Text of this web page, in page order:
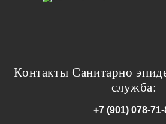
Контакты Санитарно
служба:
+7 (901) 078-